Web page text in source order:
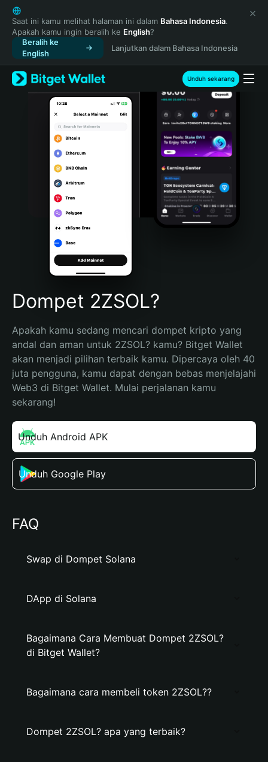
English
日本語
Tiếng Việt
Русский
Español (Latinoamérica)
Türkçe
Italiano
Português (Portugal)
Bahasa Indonesia
Português (Brasil)
Español (Argentina)
Saat ini kamu melihat halaman ini dalam Bahasa Indonesia.
Apakah kamu ingin beralih ke English?
Beralih ke
English
Lanjutkan dalam Bahasa Indonesia
Unduh sekarang
Dompet 2ZSOL?
Apakah kamu sedang mencari dompet kripto yang
andal dan aman untuk 2ZSOL? kamu? Bitget Wallet
akan menjadi pilihan terbaik kamu. Dipercaya oleh 40
juta pengguna, kamu dapat dengan bebas menjelajahi
Web3 di Bitget Wallet. Mulai perjalanan kamu
sekarang!
Unduh Android APK
Unduh Google Play
FAQ
Swap di Dompet Solana
DApp di Solana
Bagaimana Cara Membuat Dompet 2ZSOL?
di Bitget Wallet?
Bagaimana cara membeli token 2ZSOL??
Dompet 2ZSOL? apa yang terbaik?